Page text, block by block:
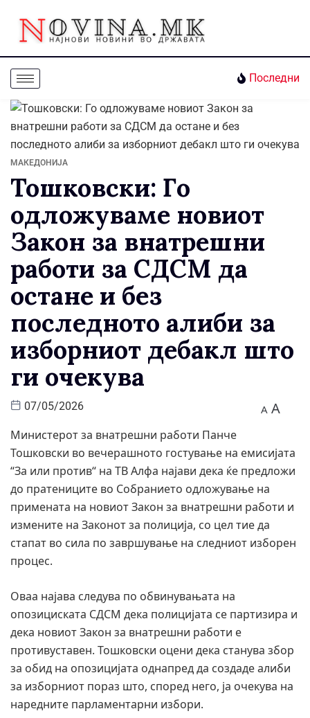
Последни
МАКЕДОНИЈА
Тошковски: Го
одложуваме новиот
Закон за внатрешни
работи за СДСМ да
остане и без
последното алиби за
изборниот дебакл што
ги очекува
07/05/2026 A A
Министерот за внатрешни работи Панче
Тошковски во вечерашното гостување на емисијата
“За или против“ на ТВ Алфа најави дека ќе предложи
до пратениците во Собранието одложување на
примената на новиот Закон за внатрешни работи и
измените на Законот за полиција, со цел тие да
стапат во сила по завршување на следниот изборен
процес.
Оваа најава следува по обвинувањата на
опозициската СДСМ дека полицијата се партизира и
дека новиот Закон за внатрешни работи е
противуставен. Тошковски оцени дека станува збор
за обид на опозицијата однапред да создаде алиби
за изборниот пораз што, според него, ја очекува на
наредните парламентарни избори.